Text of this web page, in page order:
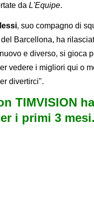
da L'Equipe.
, suo compagno di
Barcellona, ha
e diverso, si gioca
vedere i migliori qui o
divertirci".
TIMVISION
i primi 3